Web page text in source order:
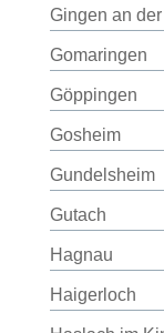
Gingen an
Gomaringen
Göppingen
Gosheim
Gundelsheim
Gutach
Hagnau
Haigerloch